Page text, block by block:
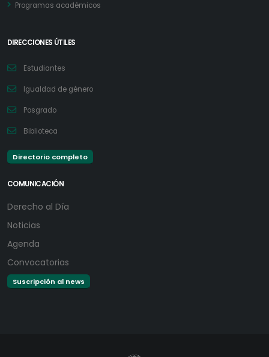
Programas académicos
DIRECCIONES ÚTILES
Estudiantes
Igualdad de género
Posgrado
Biblioteca
Directorio completo
COMUNICACIÓN
Derecho al Día
Noticias
Agenda
Convocatorias
Suscripción al news